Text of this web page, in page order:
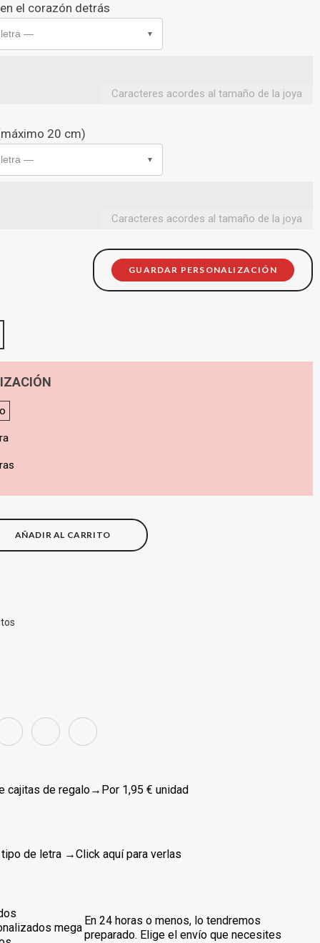
el corazón detrás
letra — ▼
Caracteres acordes al tamaño de la joya
20 cm)
letra — ▼
Caracteres acordes al tamaño de la joya
GUARDAR PERSONALIZACIÓN
AÑADIR AL CARRITO
cajitas de regalo→Por 1,95 € unidad
de letra →Click aquí para verlas
mega
En 24 horas o menos, lo tendremos
preparado. Elige el envío que necesites